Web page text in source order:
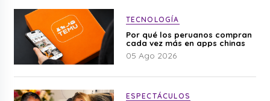
TECNOLOGÍA
Por qué los peruanos compran
cada vez más en apps chinas
05 Ago 2026
ESPECTÁCULOS